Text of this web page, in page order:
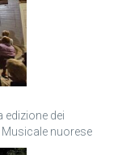
edizione dei
Musicale nuorese